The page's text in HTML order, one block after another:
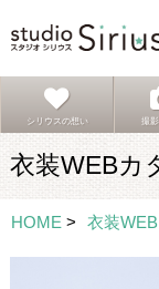
シリウスの想い 撮
衣装WEBカ
HOME > 衣装